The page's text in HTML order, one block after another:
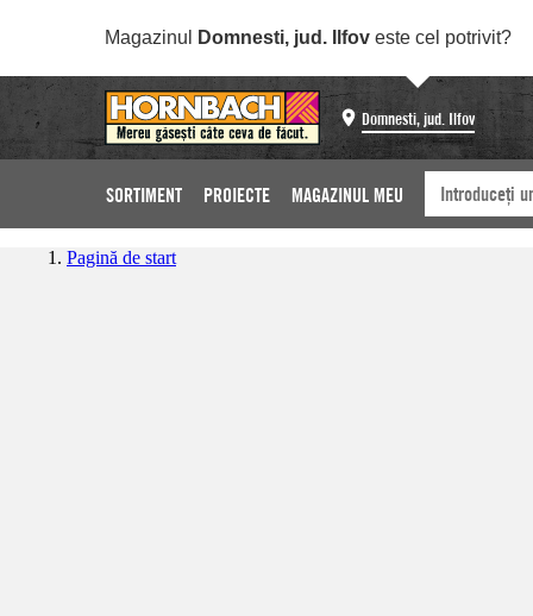
Magazinul Domnesti, jud. Ilfov este cel potrivit?
Domnesti, jud. Ilfov
SORTIMENT PROIECTE MAGAZINUL MEU
Pagină de start